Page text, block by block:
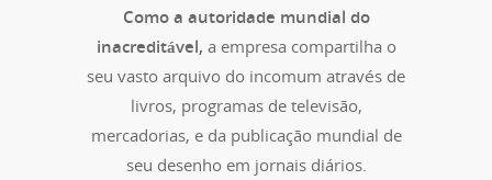
Como a autoridade mundial do
inacreditável, a empresa compartilha o
seu vasto arquivo do incomum através de
livros, programas de televisão,
mercadorias, e da publicação mundial de
seu desenho em jornais diários.